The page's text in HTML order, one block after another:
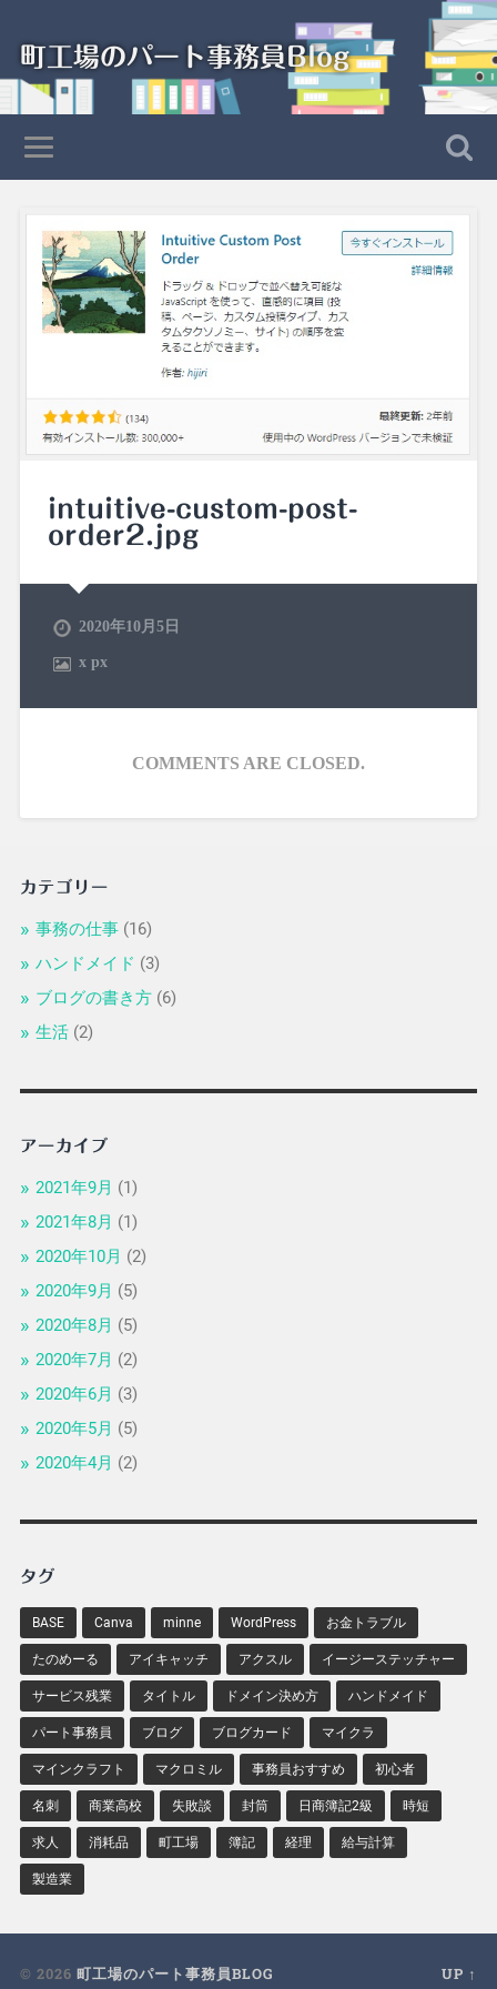
町工場のパート事務員Blog
intuitive-custom-post-
order2.jpg
2020年10月5日
xpx
COMMENTS ARE CLOSED.
カテゴリー
事務の仕事(16)
ハンドメイド (3)
ブログの書き方(6)
生活(2)
アーカイブ
2021年9月 (1)
2021年8月 (1)
2020年10月 (2)
2020年9月 (5)
2020年8月 (5)
2020年7月 (2)
2020年6月 (3)
2020年5月 (5)
2020年4月 (2)
タグ
BASE Canva minne WordPress お金トラブル
たのめーる アイキャッチ アクスル イージーステッチャー
サービス残業 タイトル ドメイン決め方 ハンドメイド
パート事務員 ブログ ブログカード マイクラ
マインクラフト マクロミル 事務員おすすめ 初心者
名刺 商業高校 失敗談 封筒 日商簿記2級 時短
求人 消耗品 町工場 簿記 経理 給与計算
製造業
© 2026 町工場のパート事務員BLOG UP ↑